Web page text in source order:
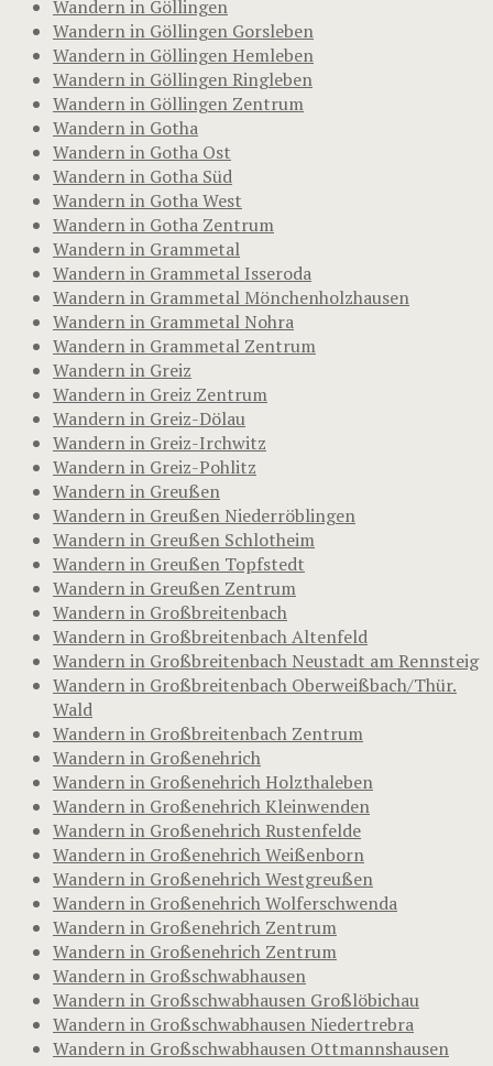
Wandern in Göllingen
Wandern in Göllingen Gorsleben
Wandern in Göllingen Hemleben
Wandern in Göllingen Ringleben
Wandern in Göllingen Zentrum
Wandern in Gotha
Wandern in Gotha Ost
Wandern in Gotha Süd
Wandern in Gotha West
Wandern in Gotha Zentrum
Wandern in Grammetal
Wandern in Grammetal Isseroda
Wandern in Grammetal Mönchenholzhausen
Wandern in Grammetal Nohra
Wandern in Grammetal Zentrum
Wandern in Greiz
Wandern in Greiz Zentrum
Wandern in Greiz-Dölau
Wandern in Greiz-Irchwitz
Wandern in Greiz-Pohlitz
Wandern in Greußen
Wandern in Greußen Niederröblingen
Wandern in Greußen Schlotheim
Wandern in Greußen Topfstedt
Wandern in Greußen Zentrum
Wandern in Großbreitenbach
Wandern in Großbreitenbach Altenfeld
Wandern in Großbreitenbach Neustadt am Rennsteig
Wandern in Großbreitenbach Oberweißbach/Thür.
Wald
Wandern in Großbreitenbach Zentrum
Wandern in Großenehrich
Wandern in Großenehrich Holzthaleben
Wandern in Großenehrich Kleinwenden
Wandern in Großenehrich Rustenfelde
Wandern in Großenehrich Weißenborn
Wandern in Großenehrich Westgreußen
Wandern in Großenehrich Wolferschwenda
Wandern in Großenehrich Zentrum
Wandern in Großenehrich Zentrum
Wandern in Großschwabhausen
Wandern in Großschwabhausen Großlöbichau
Wandern in Großschwabhausen Niedertrebra
Wandern in Großschwabhausen Ottmannshausen